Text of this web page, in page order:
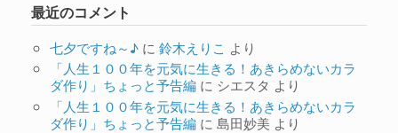
最近のコメント
七夕ですね～♪に 鈴木えりこ より
「人生１００年を元気に生きる！あきらめないカラ
ダ作り」ちょっと予告編に シエスタ より
「人生１００年を元気に生きる！あきらめないカラ
ダ作り」ちょっと予告編に 島田妙美 より